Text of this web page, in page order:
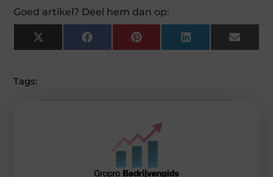
Goed artikel? Deel hem dan op:
X
(Twitter)
FacebookPinterest LinkedIn Email
Tags: